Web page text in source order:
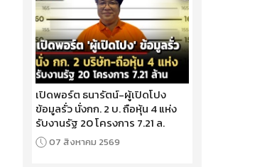
เปิดพอร์ต ธนารัตน์-ผู้เปิดโปง
ข้อมูลรั่ว นั่งกก. 2 บ. ถือหุ้น 4 แห่ง
รับงานรัฐ 20 โครงการ 7.21 ล.
07 สิงหาคม 2569